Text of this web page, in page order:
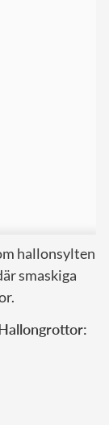
hallonsylten
smaskiga